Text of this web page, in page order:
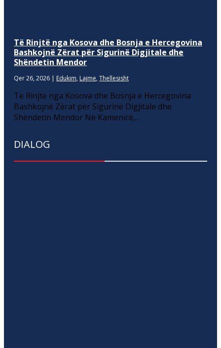
Të Rinjtë nga Kosova dhe Bosnja e Hercegovina
Bashkojnë Zërat për Sigurinë Digjitale dhe
Shëndetin Mendor
Qer 26, 2026 | Edukim, Lajme, Thellesisht
Të Rinjtë nga Kosova dhe Bosnja e Hercegovina
Bashkojnë Zërat për Sigurinë Digjitale dhe
Shëndetin Mendor Në Kamenicë,...
DIALOG